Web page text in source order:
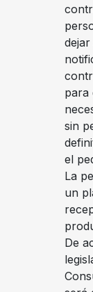
para
sin
el
La
un
De